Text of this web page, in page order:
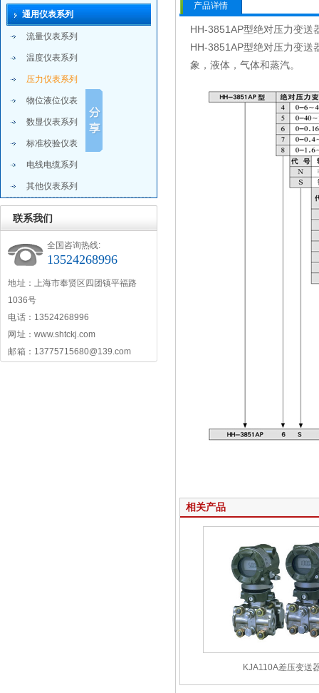
通用仪表系列
流量仪表系列
温度仪表系列
压力仪表系列
物位液位仪表
数显仪表系列
标准校验仪表
电线电缆系列
其他仪表系列
联系我们
全国咨询热线:
13524268996
地 址：上海市奉贤区四团镇平福路
1036号
电 话：13524268996
网 址：www.shtckj.com
邮 箱：13775715680@139.com
产品详情
HH-3851AP型绝对压力变送
HH-3851AP型绝对压力变送
象，液体，气体和蒸汽。
相关产品
KJA110A差压变送